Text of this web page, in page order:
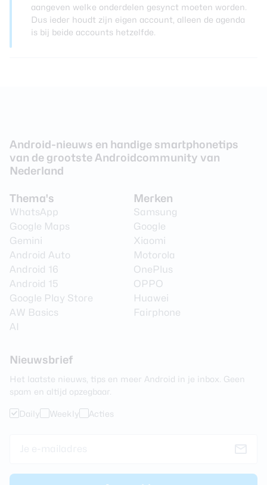
aangeven welke onderdelen gesynct moeten worden.
Dus ieder houdt zijn eigen account, alleen de agenda
is bij beide accounts hetzelfde.
Android-nieuws en handige smartphonetips
van de grootste Androidcommunity van
Nederland
Thema's
WhatsApp
Google Maps
Gemini
Android Auto
Android 16
Android 15
Google Play Store
AW Basics
AI
Merken
Samsung
Google
Xiaomi
Motorola
OnePlus
OPPO
Huawei
Fairphone
Nieuwsbrief
Het laatste nieuws, tips en meer Android in je inbox. Geen
spam en altijd opzegbaar.
Daily Weekly Acties